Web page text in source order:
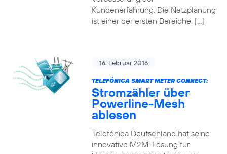
Kundenerfahrung. Die Netzplanung
ist einer der ersten Bereiche, […]
16. Februar 2016
TELEFÓNICA SMART METER CONNECT:
Stromzähler über
Powerline-Mesh
ablesen
Telefónica Deutschland hat seine
innovative M2M-Lösung für